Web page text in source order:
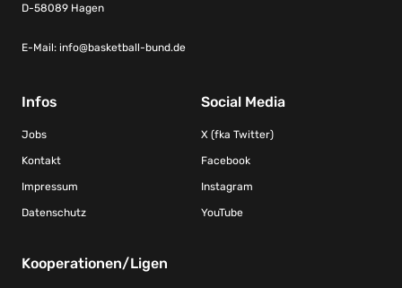
D-58089 Hagen
E-Mail: info@basketball-bund.de
Infos
Jobs
Kontakt
Impressum
Datenschutz
Social Media
X (fka Twitter)
Facebook
Instagram
YouTube
Kooperationen/Ligen